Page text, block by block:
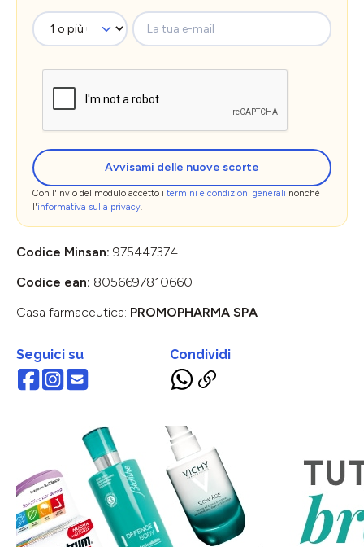
La tua e-mail
Avvisami delle nuove scorte
Con l'invio del modulo accetto i termini e condizioni generali nonché
l'informativa sulla privacy.
Codice Minsan: 975447374
Codice ean: 8056697810660
Casa farmaceutica: PROMOPHARMA SPA
Seguici su Condividi